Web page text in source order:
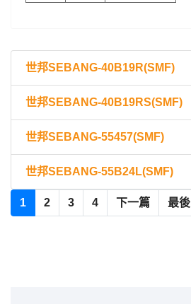
世邦SEBANG-40B19R(SMF)
世邦SEBANG-40B19RS(SMF)
世邦SEBANG-55457(SMF)
世邦SEBANG-55B24L(SMF)
1 2 3 4 下一篇 最後